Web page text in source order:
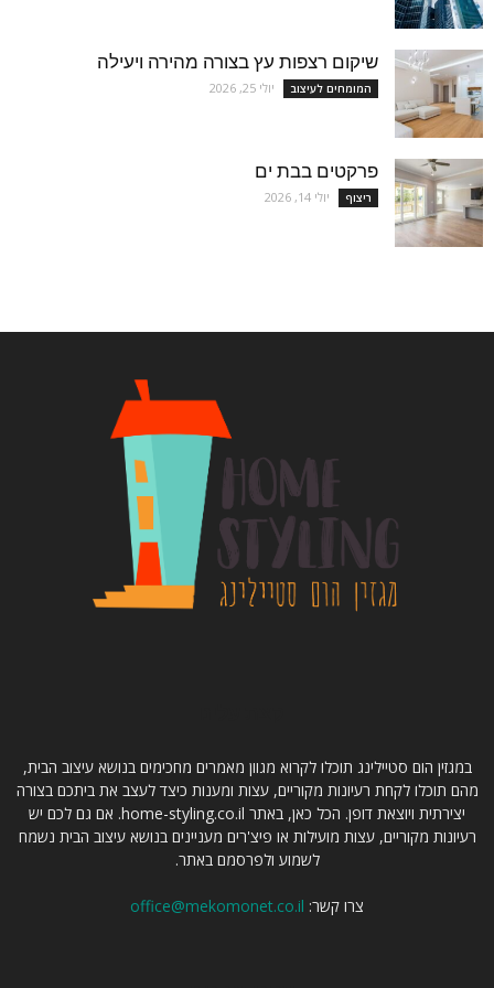
שיקום רצפות עץ בצורה מהירה ויעילה
המומחים לעיצוב יולי 25, 2026
פרקטים בבת ים
ריצוף יולי 14, 2026
במגזין הום סטיילינג תוכלו לקרוא מגוון מאמרים מחכימים בנושא עיצוב הבית,
מהם תוכלו לקחת רעיונות מקוריים, עצות ומענות כיצד לעצב את ביתכם בצורה
יצירתית ויוצאת דופן. הכל כאן, באתר home-styling.co.il. אם גם לכם יש
רעיונות מקוריים, עצות מועילות או פיצ'רים מעניינים בנושא עיצוב הבית נשמח
לשמוע ולפרסמם באתר.
צרו קשר: office@mekomonet.co.il